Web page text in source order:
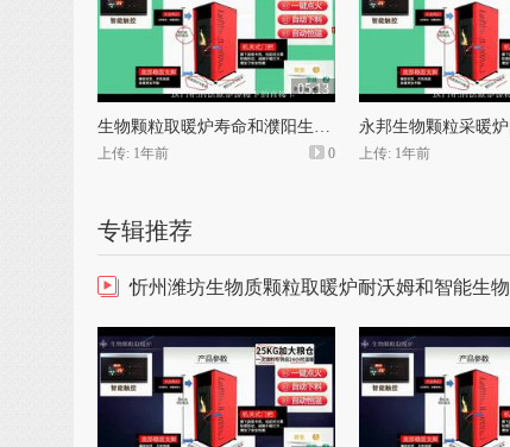
05:13
生物颗粒取暖炉寿命和濮阳生物颗粒取暖炉
上传: 1年前 0 上传: 1年前
专辑推荐
忻州潍坊生物质颗粒取暖炉耐沃姆和智能生物